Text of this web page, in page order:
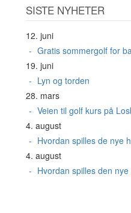
SISTE NYHETER
12. juni
Gratis sommergolf for
19. juni
Lyn og torden
28. mars
Veien til golf kurs på
4. august
Hvordan spilles de nye
4. august
Hvordan spilles den